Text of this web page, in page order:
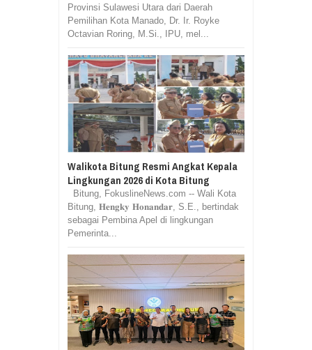
Provinsi Sulawesi Utara dari Daerah
Pemilihan Kota Manado, Dr. Ir. Royke
Octavian Roring, M.Si., IPU, mel...
Walikota Bitung Resmi Angkat Kepala
Lingkungan 2026 di Kota Bitung
Bitung, FokuslineNews.com -- Wali Kota
Bitung, 𝐇𝐞𝐧𝐠𝐤𝐲 𝐇𝐨𝐧𝐚𝐧𝐝𝐚𝐫, S.E., bertindak
sebagai Pembina Apel di lingkungan
Pemerinta...